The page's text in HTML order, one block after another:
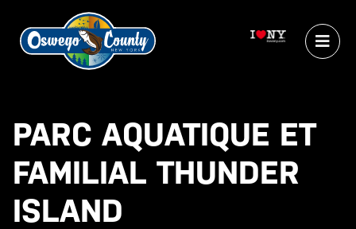
PARC AQUATIQUE ET
FAMILIAL THUNDER
ISLAND